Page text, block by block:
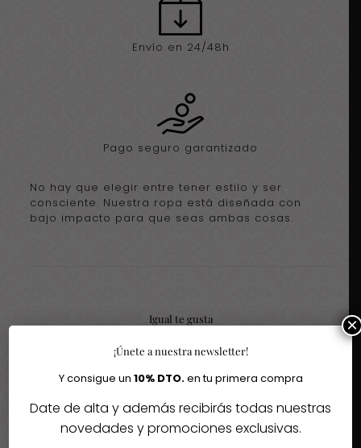
Envío en 24/48h
Pago seguro garantizado
No hay que elegir entre tener estilo y ser
consciente. Nuestra ropa está diseñada con
bajo impacto para que seas ambas cosas.
Igual te gusta
Quizás te interesen estos fantásticos productos
¡Únete a nuestra newsletter!
Y consigue un 10% DTO.en tu primera compra
Date de alta y además recibirás todas nuestras
novedades y promociones exclusivas.
×